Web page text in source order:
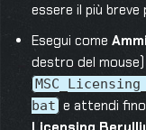
essere il più breve
Esegui come
destro del mouse)
bat e attendi fino